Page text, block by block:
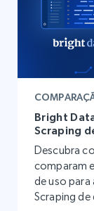
Bright
Scraping
Descubra
comparam
de uso
Scraping de